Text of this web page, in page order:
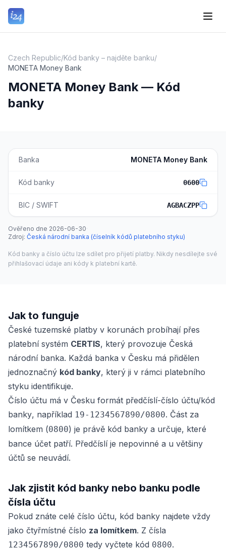
Czech Republic/Kód banky – najděte banku/
MONETA Money Bank
MONETA Money Bank — Kód
banky
Banka MONETA Money Bank
Kód banky 0600
BIC / SWIFT AGBACZPP
Ověřeno dne 2026-06-30·
Zdroj: Česká národní banka (číselník kódů platebního styku)
Kód banky a číslo účtu lze sdílet pro přijetí platby. Nikdy nesdílejte své
přihlašovací údaje ani kódy k platební kartě.
Jak to funguje
České tuzemské platby v korunách probíhají přes
platební systém CERTIS, který provozuje Česká
národní banka. Každá banka v Česku má přidělen
jednoznačný kód banky, který ji v rámci platebního
styku identifikuje.
Číslo účtu má v Česku formát předčíslí-číslo účtu/kód
banky, například 19-1234567890/0800. Část za
lomítkem (0800) je právě kód banky a určuje, které
bance účet patří. Předčíslí je nepovinné a u většiny
účtů se neuvádí.
Jak zjistit kód banky nebo banku podle
čísla účtu
Pokud znáte celé číslo účtu, kód banky najdete vždy
jako čtyřmístné číslo za lomítkem. Z čísla
1234567890/0800 tedy vyčtete kód 0800.